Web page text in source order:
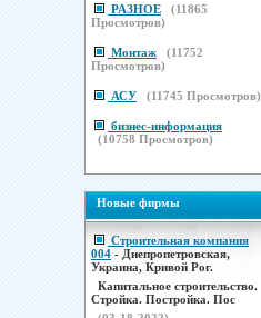
РАЗНОЕ (11865
Просмотров)
Монтаж (11752
Просмотров)
АСУ (11745 Просмотров)
бизнес-информация
(10758 Просмотров)
Новые фирмы
Строительная компания
004 - Днепропетровская,
Украина, Кривой Рог.
Капитальное строительство.
Стройка. Постройка. Пос